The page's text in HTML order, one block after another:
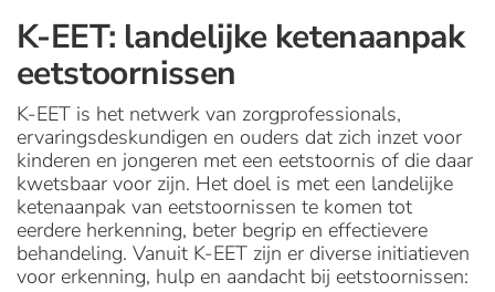
K-EET: landelijke ketenaanpak
eetstoornissen
K-EET is het netwerk van zorgprofessionals,
ervaringsdeskundigen en ouders dat zich inzet voor
kinderen en jongeren met een eetstoornis of die daar
kwetsbaar voor zijn. Het doel is met een landelijke
ketenaanpak van eetstoornissen te komen tot
eerdere herkenning, beter begrip en effectievere
behandeling. Vanuit K-EET zijn er diverse initiatieven
voor erkenning, hulp en aandacht bij eetstoornissen: